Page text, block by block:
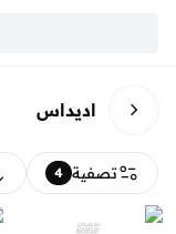
اديداس
تصفية 4